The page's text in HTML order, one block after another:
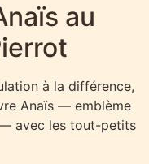
au
à la différence,
Anaïs — emblème
avec les tout-petits